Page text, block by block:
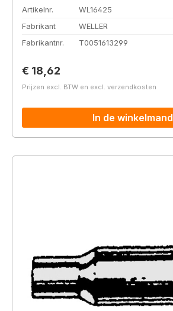
Artikelnr.
WL16425
Fabrikant
WELLER
Fabrikantnr.
T0051613299
Normale prijs:
€ 18,62
Prijzen excl. BTW en excl. verzendkosten
In de winkelmand